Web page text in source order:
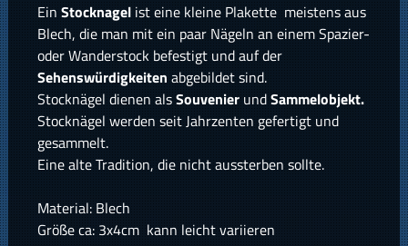
Ein Stocknagelist eine kleine Plakette meistens aus
Blech, die man mit ein paar Nägeln an einem Spazier-
oder Wanderstock befestigt und auf der
Sehenswürdigkeiten abgebildet sind.
Stocknägel dienen alsSouvenierundSammelobjekt.
Stocknägel werden seit Jahrzenten gefertigt und
gesammelt.
Eine alte Tradition, die nicht aussterben sollte.
Material: Blech
Größe ca: 3x4cm kann leicht variieren